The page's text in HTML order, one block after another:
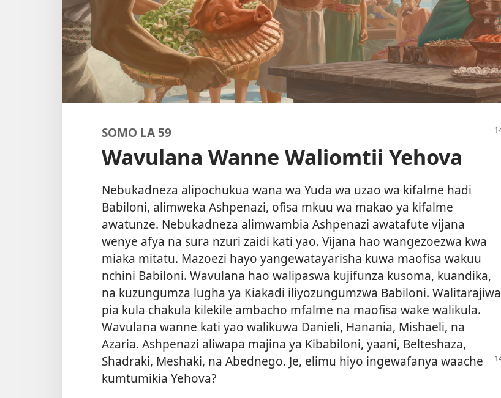
SOMO LA 59
Wavulana Wanne Waliomtii Yehova
Nebukadneza alipochukua wana wa Yuda wa uzao wa kifalme hadi
Babiloni, alimweka Ashpenazi, ofisa mkuu wa makao ya kifalme
awatunze. Nebukadneza alimwambia Ashpenazi awatafute vijana
wenye afya na sura nzuri zaidi kati yao. Vijana hao wangezoezwa kwa
miaka mitatu. Mazoezi hayo yangewatayarisha kuwa maofisa wakuu
nchini Babiloni. Wavulana hao walipaswa kujifunza kusoma, kuandika,
na kuzungumza lugha ya Kiakadi iliyozungumzwa Babiloni. Walitarajiwa
pia kula chakula kilekile ambacho mfalme na maofisa wake walikula.
Wavulana wanne kati yao walikuwa Danieli, Hanania, Mishaeli, na
Azaria. Ashpenazi aliwapa majina ya Kibabiloni, yaani, Belteshaza,
Shadraki, Meshaki, na Abednego. Je, elimu hiyo ingewafanya waache
kumtumikia Yehova?